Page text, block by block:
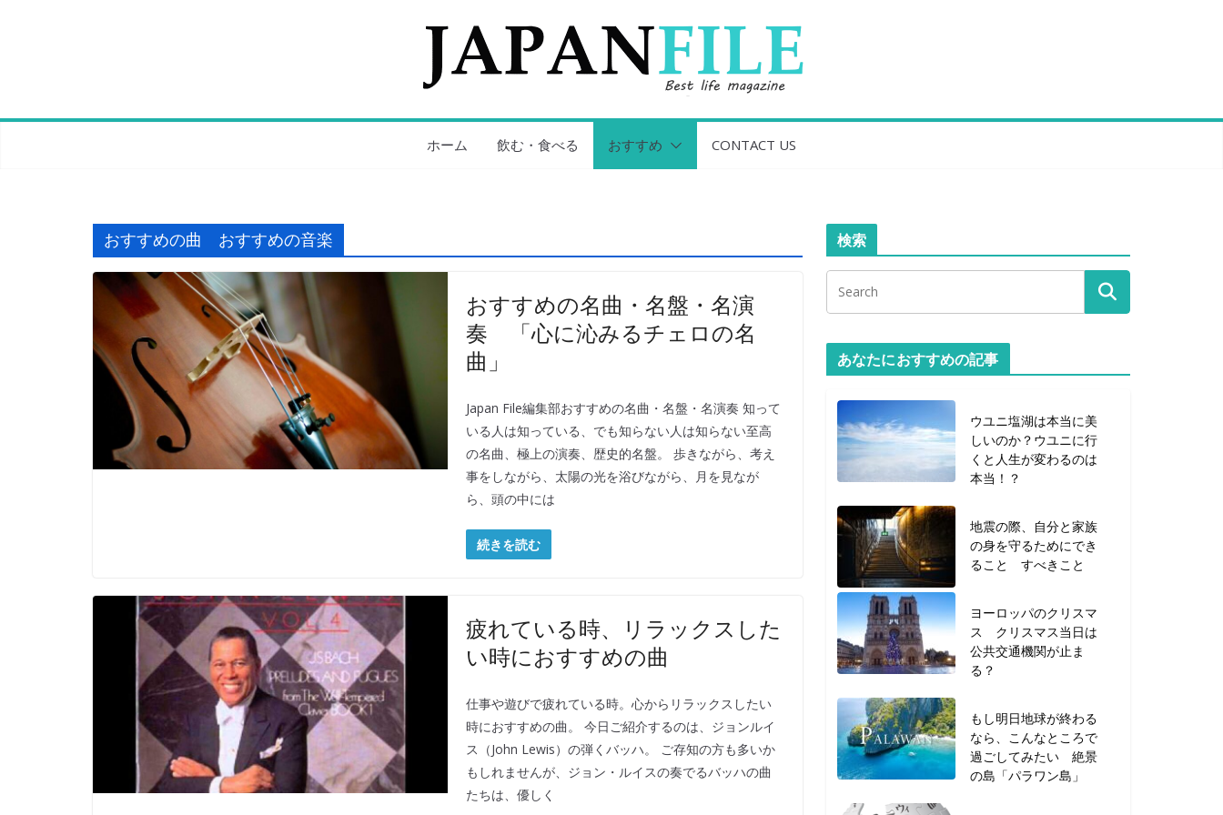
ホーム 飲む・食べる おすすめ CONTACT US
おすすめの曲 おすすめの音楽
おすすめの名曲・名盤・名演
奏 「心に沁みるチェロの名
曲」
Japan File編集部おすすめの名曲・名盤・名演奏 知って
いる人は知っている、でも知らない人は知らない至高
の名曲、極上の演奏、歴史的名盤。 歩きながら、考え
事をしながら、太陽の光を浴びながら、月を見なが
ら、頭の中には
続きを読む
疲れている時、リラックスした
い時におすすめの曲
仕事や遊びで疲れている時。心からリラックスしたい
時におすすめの曲。 今日ご紹介するのは、ジョンルイ
ス（John Lewis）の弾くバッハ。 ご存知の方も多いか
もしれませんが、ジョン・ルイスの奏でるバッハの曲
たちは、優しく
検索
あなたにおすすめの記事
ウユニ塩湖は本当に美
しいのか？ウユニに行
くと人生が変わるのは
本当！？
地震の際、自分と家族
の身を守るためにでき
ること すべきこと
ヨーロッパのクリスマ
ス クリスマス当日は
公共交通機関が止ま
る？
もし明日地球が終わる
なら、こんなところで
過ごしてみたい 絶景
の島「パラワン島」